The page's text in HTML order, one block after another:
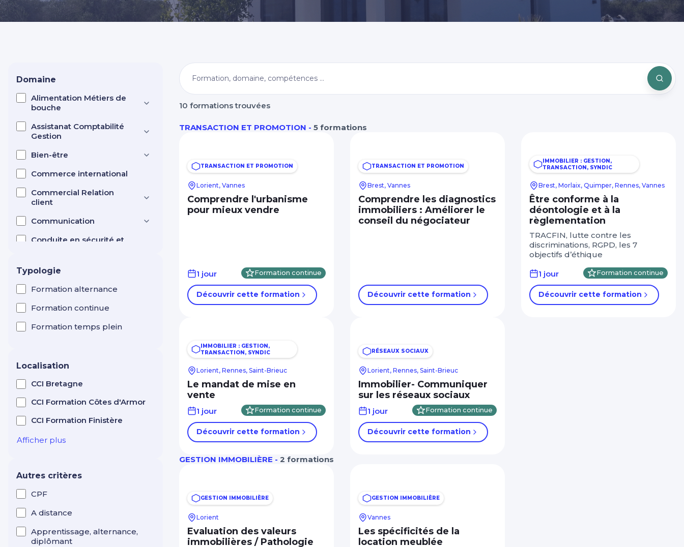
Nos centres dans CCI Formation Morbihan
Domaine
Alimentation Métiers de
bouche
Assistanat Comptabilité
Gestion
Bien-être
Commerce international
Commercial Relation
client
Communication
Conduite en sécurité et
Création d'entreprise
Entrepreneuriat
Efficacité professionnelle
Electricité
Formation de formateur
Horlogerie
Hôtellerie Restauration
transaction, syndic
Marketing et
Typologie
Formation alternance
Formation continue
Formation temps plein
Localisation
CCI Bretagne
CCI Formation Côtes d'Armor
CCI Formation Finistère
Afficher plus
Autres critères
CPF
A distance
Apprentissage, alternance,
diplômant
10 formations trouvées
TRANSACTION ET PROMOTION - 5 formations
TRANSACTION ET PROMOTION
Lorient, Vannes
Comprendre l'urbanisme
pour mieux vendre
1 jour Formation continue
Découvrir cette formation
TRANSACTION ET PROMOTION
Brest, Vannes
Comprendre les diagnostics
immobiliers : Améliorer le
conseil du négociateur
Découvrir cette formation
IMMOBILIER : GESTION,
TRANSACTION, SYNDIC
Brest, Morlaix, Quimper, Rennes, Vannes
Être conforme à la
déontologie et à la
règlementation
TRACFIN, lutte contre les
discriminations, RGPD, les 7
objectifs d’éthique
1 jour
Formation continue
Découvrir cette formation
IMMOBILIER : GESTION,
TRANSACTION, SYNDIC
Lorient, Rennes, Saint-Brieuc
Le mandat de mise en
vente
1 jour Formation continue
Découvrir cette formation
RÉSEAUX SOCIAUX
Lorient, Rennes, Saint-Brieuc
Immobilier- Communiquer
sur les réseaux sociaux
1 jour Formation continue
Découvrir cette formation
GESTION IMMOBILIÈRE - 2 formations
GESTION IMMOBILIÈRE
Lorient
Evaluation des valeurs
immobilières / Pathologie
GESTION IMMOBILIÈRE
Vannes
Les spécificités de la
location meublée